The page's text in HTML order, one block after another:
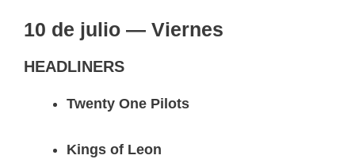
10 de julio — Viernes
HEADLINERS
Twenty One Pilots
Kings of Leon